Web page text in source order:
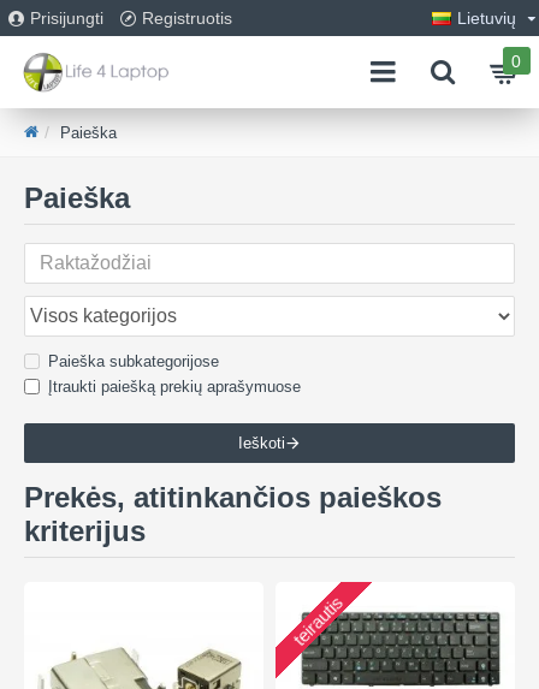
Prisijungti Registruotis Lietuvių
0
Paieška
Paieška
Paieška subkategorijose
Įtraukti paiešką prekių aprašymuose
Ieškoti
Prekės, atitinkančios paieškos
kriterijus
teirautis